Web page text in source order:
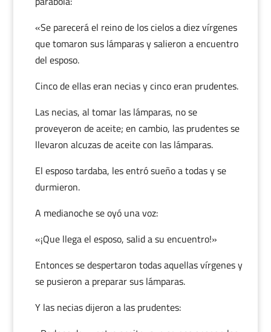
«Se parecerá el reino de los cielos a diez vírgenes
que tomaron sus lámparas y salieron a encuentro
del esposo.
Cinco de ellas eran necias y cinco eran prudentes.
Las necias, al tomar las lámparas, no se
proveyeron de aceite; en cambio, las prudentes se
llevaron alcuzas de aceite con las lámparas.
El esposo tardaba, les entró sueño a todas y se
durmieron.
A medianoche se oyó una voz:
«¡Que llega el esposo, salid a su encuentro!»
Entonces se despertaron todas aquellas vírgenes y
se pusieron a preparar sus lámparas.
Y las necias dijeron a las prudentes: